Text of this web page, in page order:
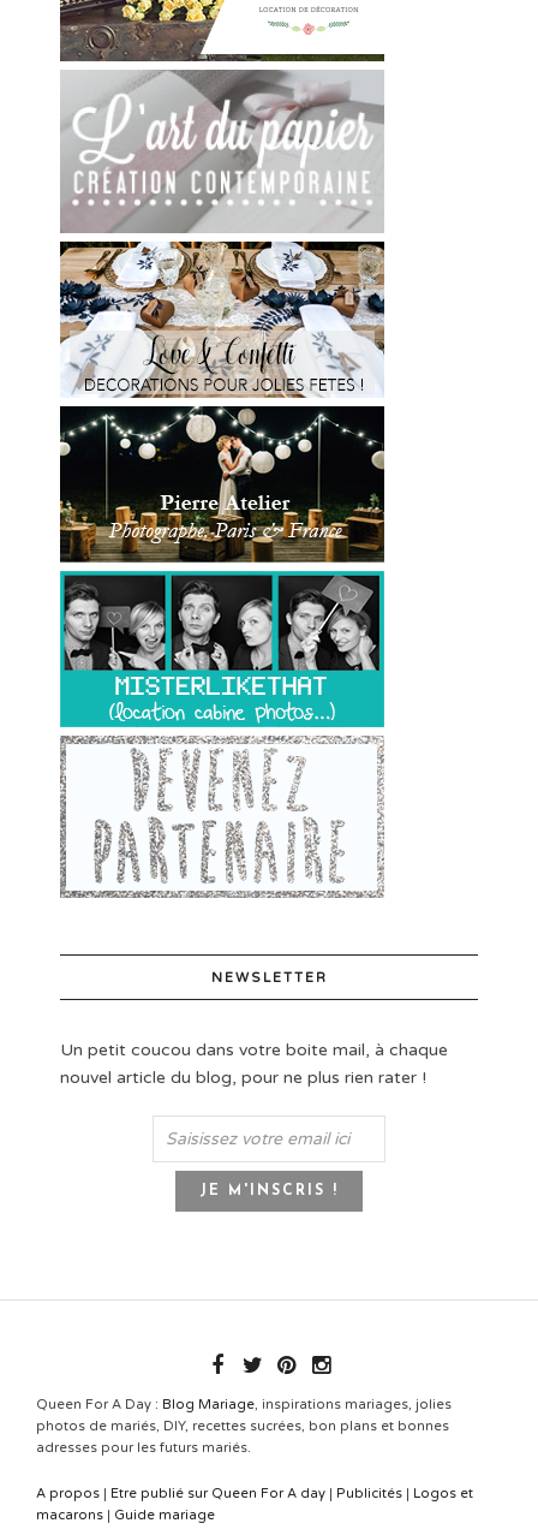
NEWSLETTER
Un petit coucou dans votre boite mail, à chaque
nouvel article du blog, pour ne plus rien rater !
Queen For A Day : Blog Mariage, inspirations mariages, jolies
photos de mariés, DIY, recettes sucrées, bon plans et bonnes
adresses pour les futurs mariés.
A propos | Etre publié sur Queen For A day | Publicités | Logos et
macarons | Guide mariage